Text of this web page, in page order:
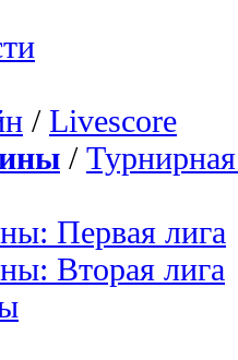
/ Livescore
/
Первая лига
Вторая лига